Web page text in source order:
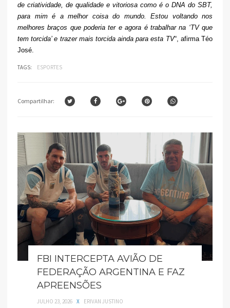
de criatividade, de qualidade e vitoriosa como é o DNA do SBT,
para mim é a melhor coisa do mundo. Estou voltando nos
melhores braços que poderia ter e agora é trabalhar na ‘TV que
tem torcida’ e trazer mais torcida ainda para esta TV“, afirma Téo
José.
TAGS: ESPORTES
Compartilhar:
FBI INTERCEPTA AVIÃO DE
FEDERAÇÃO ARGENTINA E FAZ
APREENSÕES
JULHO 23, 2026 X ERIVAN JUSTINO